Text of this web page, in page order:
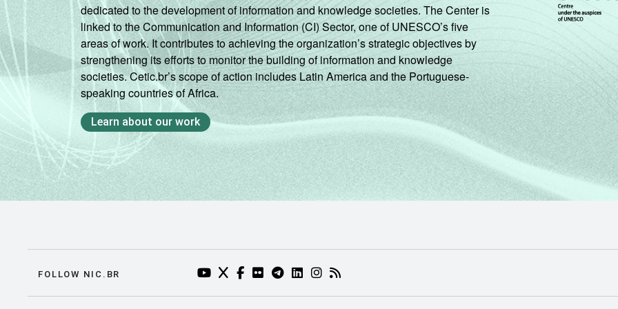
dedicated to the development of information and knowledge societies. The Center is
linked to the Communication and Information (CI) Sector, one of UNESCO’s five
areas of work. It contributes to achieving the organization’s strategic objectives by
strengthening its efforts to monitor the building of information and knowledge
societies. Cetic.br’s scope of action includes Latin America and the Portuguese-
speaking countries of Africa.
Learn about our work
FOLLOW NIC.BR YOUTUBE DO NIC.BR (ABRE EM NOVA ABA)
TWITTER DO NIC.BR (ABRE EM NOVA ABA)
FACEBOOK DO NIC.BR (ABRE EM NOVA ABA)
FLICKR DO NIC.BR (ABRE EM NOVA ABA)
TELEGRAM DO NIC.BR (ABRE EM NOVA ABA)
LINKEDIN DO NIC.BR (ABRE EM NOVA ABA)
INSTAGRAM DO NIC.BR (ABRE EM NOVA ABA)
RSS DO NIC.BR (ABRE EM NOVA ABA)